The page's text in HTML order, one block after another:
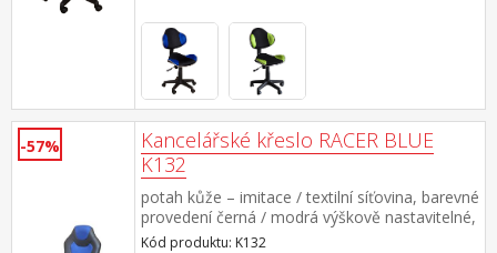
-57%
Kancelářské křeslo RACER BLUE
K132
potah kůže – imitace / textilní síťovina, barevné
provedení černá / modrá výškově nastavitelné,
houpací mechanismus, výška sedu 43-52 cm
Kód produktu: K132